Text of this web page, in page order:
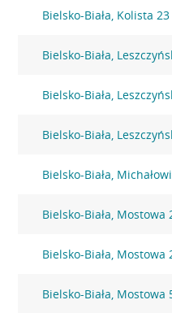
Bielsko-Biała, Kolista 23
Bielsko-Biała,
Bielsko-Biała,
Bielsko-Biała,
Bielsko-Biała,
Bielsko-Biała, Mostowa
Bielsko-Biała, Mostowa
Bielsko-Biała, Mostowa